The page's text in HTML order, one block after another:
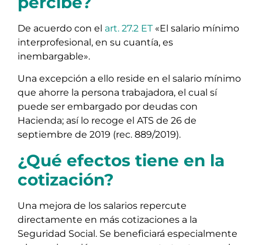
De acuerdo con el art. 27.2 ET«El salario mínimo
interprofesional, en su cuantía, es
inembargable».
Una excepción a ello reside en el salario mínimo
que ahorre la persona trabajadora, el cual sí
puede ser embargado por deudas con
Hacienda; así lo recoge el ATS de 26 de
septiembre de 2019 (rec. 889/2019).
¿Qué efectos tiene en la
cotización?
Una mejora de los salarios repercute
directamente en más cotizaciones a la
Seguridad Social. Se beneficiará especialmente